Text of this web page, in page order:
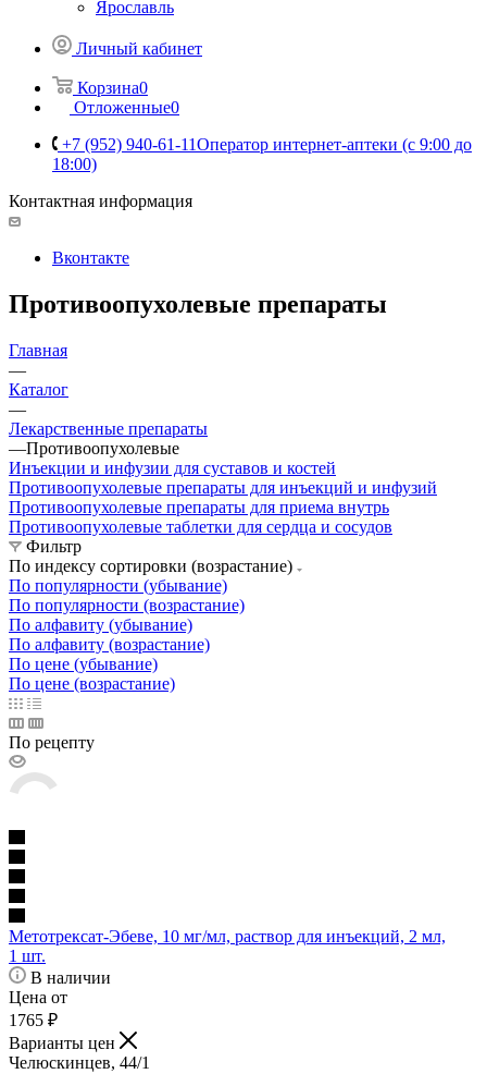
Ярославль
Личный кабинет
Корзина0
Отложенные0
+7 (952) 940-61-11Оператор интернет-аптеки (с 9:00 до
18:00)
Контактная информация
Вконтакте
Противоопухолевые препараты
Главная
—
Каталог
—
Лекарственные препараты
—Противоопухолевые
Инъекции и инфузии для суставов и костей
Противоопухолевые препараты для инъекций и инфузий
Противоопухолевые препараты для приема внутрь
Противоопухолевые таблетки для сердца и сосудов
Фильтр
По индексу сортировки (возрастание)
По популярности (убывание)
По популярности (возрастание)
По алфавиту (убывание)
По алфавиту (возрастание)
По цене (убывание)
По цене (возрастание)
По рецепту
Метотрексат-Эбеве, 10 мг/мл, раствор для инъекций, 2 мл,
1 шт.
В наличии
Цена от
1765 ₽
Варианты цен
Челюскинцев, 44/1